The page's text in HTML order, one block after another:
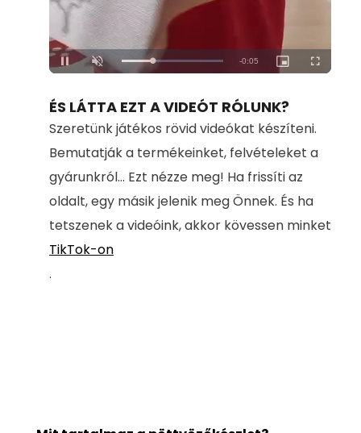
Unmute Loaded:
100.00%
ÉS LÁTTA EZT A VIDEÓT RÓLUNK?
Szeretünk játékos rövid videókat készíteni.
Bemutatják a termékeinket, felvételeket a
gyárunkról... Ezt nézze meg! Ha frissíti az
oldalt, egy másik jelenik meg Önnek. És ha
tetszenek a videóink, akkor kövessen minket
TikTok-on
.